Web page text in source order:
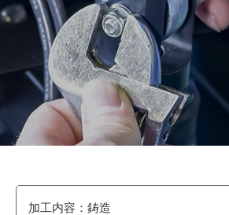
加工内容：鋳造